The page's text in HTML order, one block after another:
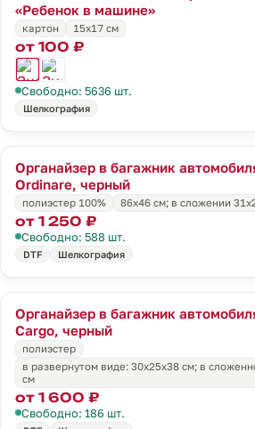
«Ребенок в машине»
картон 15х17 см
от 100 ₽
Свободно: 5636 шт.
Шелкография
Органайзер в багажник
Ordinare, черный
полиэстер 100% 86х46 см; в сложении
от 1 250 ₽
Свободно: 588 шт.
DTF Шелкография
Органайзер в багажник
Cargo, черный
полиэстер
в развернутом виде: 30х25х38 см; в
см
от 1 600 ₽
Свободно: 186 шт.